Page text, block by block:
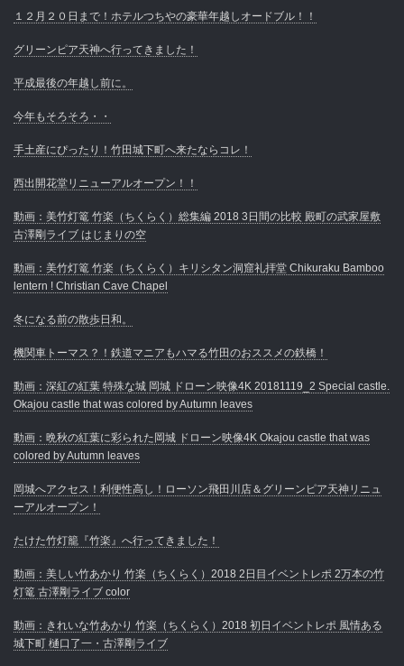
１２月２０日まで！ホテルつちやの豪華年越しオードブル！！
グリーンピア天神へ行ってきました！
平成最後の年越し前に。
今年もそろそろ・・
手土産にぴったり！竹田城下町へ来たならコレ！
西出開花堂リニューアルオープン！！
動画：美竹灯篭 竹楽（ちくらく）総集編 2018 3日間の比較 殿町の武家屋敷
古澤剛ライブ はじまりの空
動画：美竹灯篭 竹楽（ちくらく）キリシタン洞窟礼拝堂 Chikuraku Bamboo
lentern ! Christian Cave Chapel
冬になる前の散歩日和。
機関車トーマス？！鉄道マニアもハマる竹田のおススメの鉄橋！
動画：深紅の紅葉 特殊な城 岡城 ドローン映像4K 20181119_2 Special castle.
Okajou castle that was colored by Autumn leaves
動画：晩秋の紅葉に彩られた岡城 ドローン映像4K Okajou castle that was
colored by Autumn leaves
岡城へアクセス！利便性高し！ローソン飛田川店＆グリーンピア天神リニュ
ーアルオープン！
たけた竹灯籠『竹楽』へ行ってきました！
動画：美しい竹あかり 竹楽（ちくらく）2018 2日目イベントレポ 2万本の竹
灯篭 古澤剛ライブ color
動画：きれいな竹あかり 竹楽（ちくらく）2018 初日イベントレポ 風情ある
城下町 樋口了一・古澤剛ライブ